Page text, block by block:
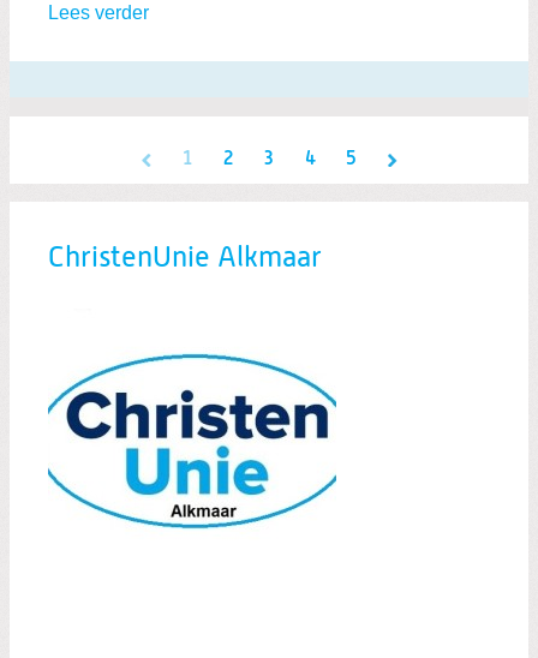
Lees verder
1 2 3 4 5
ChristenUnie Alkmaar